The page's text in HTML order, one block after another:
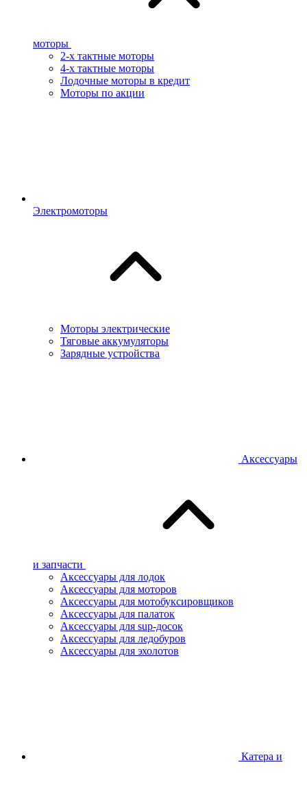
моторы
2-х тактные моторы
4-х тактные моторы
Лодочные моторы в кредит
Моторы по акции
Электромоторы
Моторы электрические
Тяговые аккумуляторы
Зарядные устройства
Аксессуары
и запчасти
Аксессуары для лодок
Аксессуары для моторов
Аксессуары для мотобуксировщиков
Аксессуары для палаток
Аксессуары для sup-досок
Аксессуары для ледобуров
Аксессуары для эхолотов
Катера и